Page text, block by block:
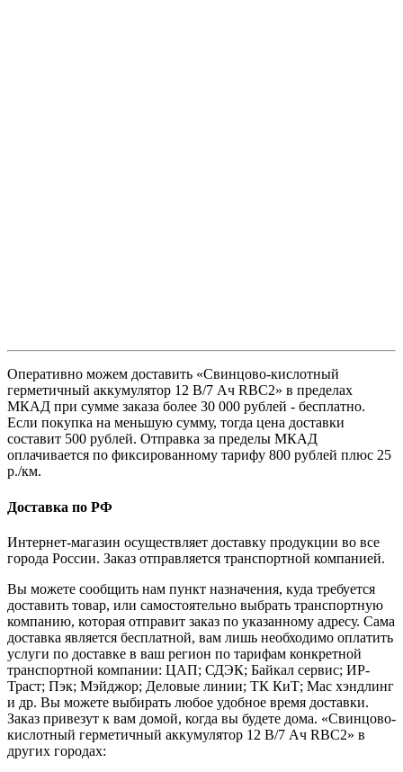
Оперативно можем доставить «Свинцово-кислотный
герметичный аккумулятор 12 В/7 Ач RBC2» в пределах
МКАД при сумме заказа более 30 000 рублей - бесплатно.
Если покупка на меньшую сумму, тогда цена доставки
составит 500 рублей. Отправка за пределы МКАД
оплачивается по фиксированному тарифу 800 рублей плюс 25
р./км.
Доставка по РФ
Интернет-магазин осуществляет доставку продукции во все
города России. Заказ отправляется транспортной компанией.
Вы можете сообщить нам пункт назначения, куда требуется
доставить товар, или самостоятельно выбрать транспортную
компанию, которая отправит заказ по указанному адресу. Сама
доставка является бесплатной, вам лишь необходимо оплатить
услуги по доставке в ваш регион по тарифам конкретной
транспортной компании: ЦАП; СДЭК; Байкал сервис; ИР-
Траст; Пэк; Мэйджор; Деловые линии; ТК КиТ; Мас хэндлинг
и др. Вы можете выбирать любое удобное время доставки.
Заказ привезут к вам домой, когда вы будете дома. «Свинцово-
кислотный герметичный аккумулятор 12 В/7 Ач RBC2» в
других городах: